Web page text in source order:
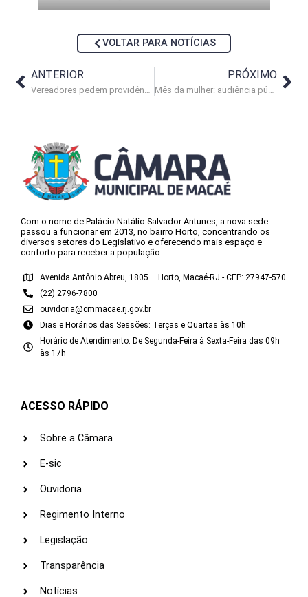
VOLTAR PARA NOTÍCIAS
ANTERIOR
Vereadores pedem providências para a falta d’água em Macaé
PRÓXIMO
Mês da mulher: audiência pública acontece na segunda-feira (28)
Com o nome de Palácio Natálio Salvador Antunes, a nova sede
passou a funcionar em 2013, no bairro Horto, concentrando os
diversos setores do Legislativo e oferecendo mais espaço e
conforto para receber a população.
Avenida Antônio Abreu, 1805 – Horto, Macaé-RJ - CEP: 27947-570
(22) 2796-7800
ouvidoria@cmmacae.rj.gov.br
Dias e Horários das Sessões: Terças e Quartas às 10h
Horário de Atendimento: De Segunda-Feira à Sexta-Feira das 09h
às 17h
ACESSO RÁPIDO
Sobre a Câmara
E-sic
Ouvidoria
Regimento Interno
Legislação
Transparência
Notícias